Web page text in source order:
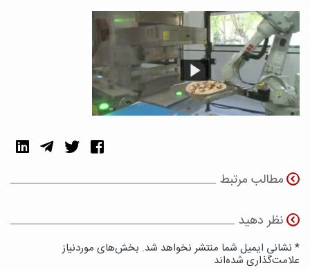
مطالب مرتبط
نظر دهید
* نشانی ایمیل شما منتشر نخواهد شد. بخش‌های موردنیاز
علامت‌گذاری شده‌اند